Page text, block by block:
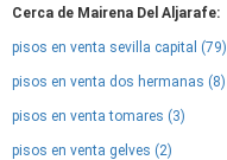
Cerca de Mairena Del Aljarafe:
pisos en venta sevilla capital (79)
pisos en venta dos hermanas (8)
pisos en venta tomares (3)
pisos en venta gelves (2)